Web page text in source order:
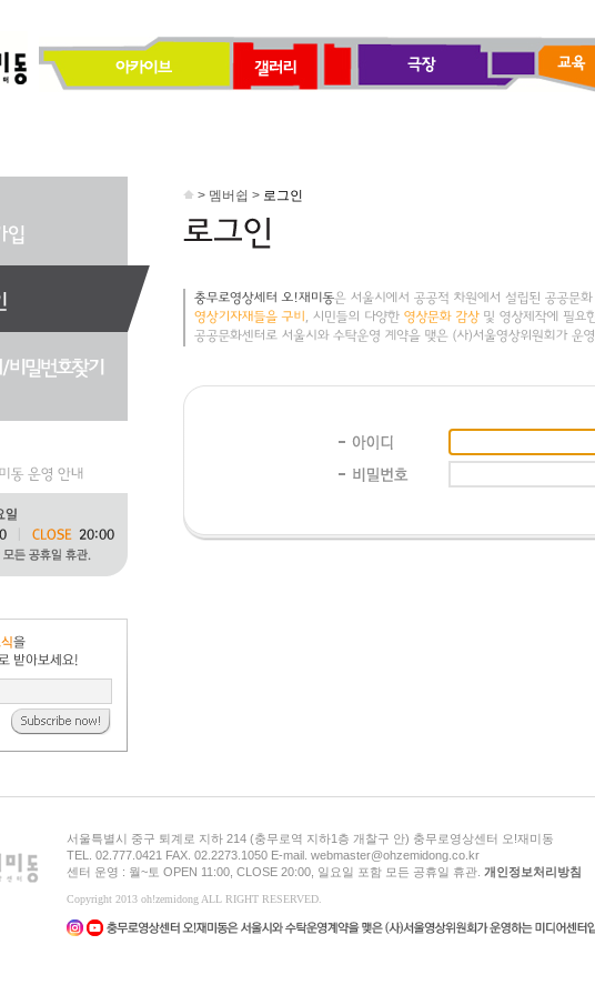
> 멤버쉽 > 로그인
서울특별시 중구 퇴계로 지하 214 (충무로역 지하1층 개찰구 안) 충무로영상센터 오!재미동
TEL. 02.777.0421 FAX. 02.2273.1050 E-mail. webmaster@ohzemidong.co.kr
센터 운영 : 월~토 OPEN 11:00, CLOSE 20:00, 일요일 포함 모든 공휴일 휴관. 개인정보처리방침
Copyright 2013 oh!zemidong ALL RIGHT RESERVED.